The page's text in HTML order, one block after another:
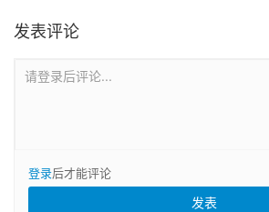
发表评论
请登录后评论...
登录后才能评论